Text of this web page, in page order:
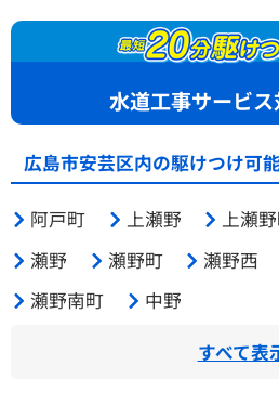
水道工事サービ
広島市安芸区内の駆けつけ可
阿戸町 上瀬野 上瀬
瀬野
瀬野町 瀬野西
瀬野南町
中野
すべて表